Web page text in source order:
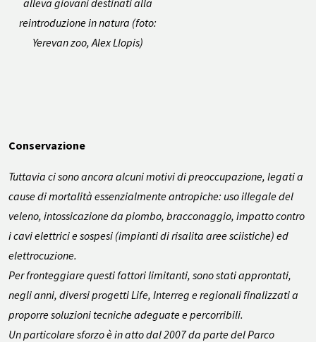
reintroduzione in natura (foto:
Yerevan zoo, Alex Llopis)
Conservazione
Tuttavia ci sono ancora alcuni motivi di preoccupazione, legati a
cause di mortalità essenzialmente antropiche: uso illegale del
veleno, intossicazione da piombo, bracconaggio, impatto contro
i cavi elettrici e sospesi (impianti di risalita aree sciistiche) ed
elettrocuzione.
Per fronteggiare questi fattori limitanti, sono stati approntati,
negli anni, diversi progetti Life, Interreg e regionali finalizzati a
proporre soluzioni tecniche adeguate e percorribili.
Un particolare sforzo è in atto dal 2007 da parte del Parco